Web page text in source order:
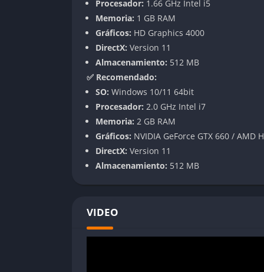
de software externo. Este editor ofrece
iluminación, capas de movimiento y
Incluso los usuarios sin experiencia en
interfaz intuitiva y a plantillas
Para los más avanzados, el editor también
sonidos, convirtiéndose en una plataforma
probar y publicar en el Workshop se
Sincronización y control del
A diferencia de otros programas de
de recursos. El software detecta
y pausa el fondo animado, liberando
suspensión y limitar la tasa de fotogramas
Procesador: 1.66 GHz Intel i5
Memoria: 1 GB RAM
Gráficos: HD Graphics 4000
DirectX: Version 11
Almacenamiento: 512 MB
✅ Recomendado:
SO: Windows 10/11 64bit
Procesador: 2.0 GHz Intel i7
Memoria: 2 GB RAM
Gráficos: NVIDIA GeForce GTX 660 / AMD
DirectX: Version 11
Almacenamiento: 512 MB
VIDEO